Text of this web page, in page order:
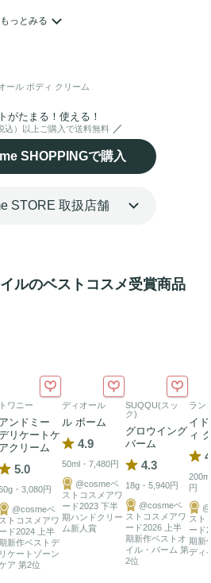
ャーがすっとなじみ、肌に柔らか
クリーム、
ュラには、本コレクションを象徴
ォリア ローズ ウォーター*2を採
ーターが、自然由来成分で肌を優
華やかに香ります。
れ、ミス ディオールのタイムレ
（保湿成分）
もっとみる
ール ボディ クリーム
がたまる！使える！
込）以上ご購入で送料無料
SHOPPINGで購入
STORE 取扱店舗
ルのベストコスメ受賞商品
トワニー
アンドミー
リケートケ
アクリーム
5.0
・3,080円
@cosmeベ
ストコスメアワ
ード2024 上半
新作ベストデ
リケートゾーン
ア 第2位
ディオール
ル ボーム
4.9
50ml・7,480円
@cosmeベ
ストコスメアワ
ード2023 下半
期ハンドクリー
ム新人賞
SUQQU(スッ
ク)
グロウイング
バーム
4.3
18g・5,940円
@cosmeベ
ストコスメアワ
ード2026 上半
期新作ベストオ
イル・バーム 第
2位
ラン
イ
ィ
円
スト
ード
期新
ディ